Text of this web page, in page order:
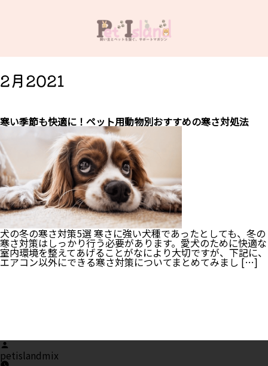
2月2021
寒い季節も快適に！ペット用動物別おすすめの寒さ対処法
犬の冬の寒さ対策5選 寒さに強い犬種であったとしても、冬の
寒さ対策はしっかり行う必要があります。愛犬のために快適な
室内環境を整えてあげることがなにより大切ですが、下記に、
エアコン以外にできる寒さ対策についてまとめてみまし […]
Posted
by
petislandmix